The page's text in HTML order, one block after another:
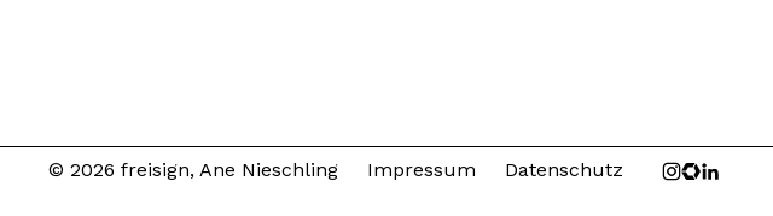
© 2026 freisign, Ane Nieschling Impressum Datenschutz